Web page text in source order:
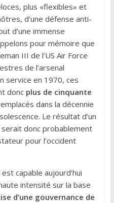
plus «flexibles» et
d’une défense anti-
d’une immense
pour mémoire que
III de l’US Air Force
de l’arsenal
service en 1970, ces
donc plus de cinquante
dans la décennie
Le résultat d’un
donc probablement
pour l’occident
capable aujourd’hui
intensité sur la base
d’une gouvernance de